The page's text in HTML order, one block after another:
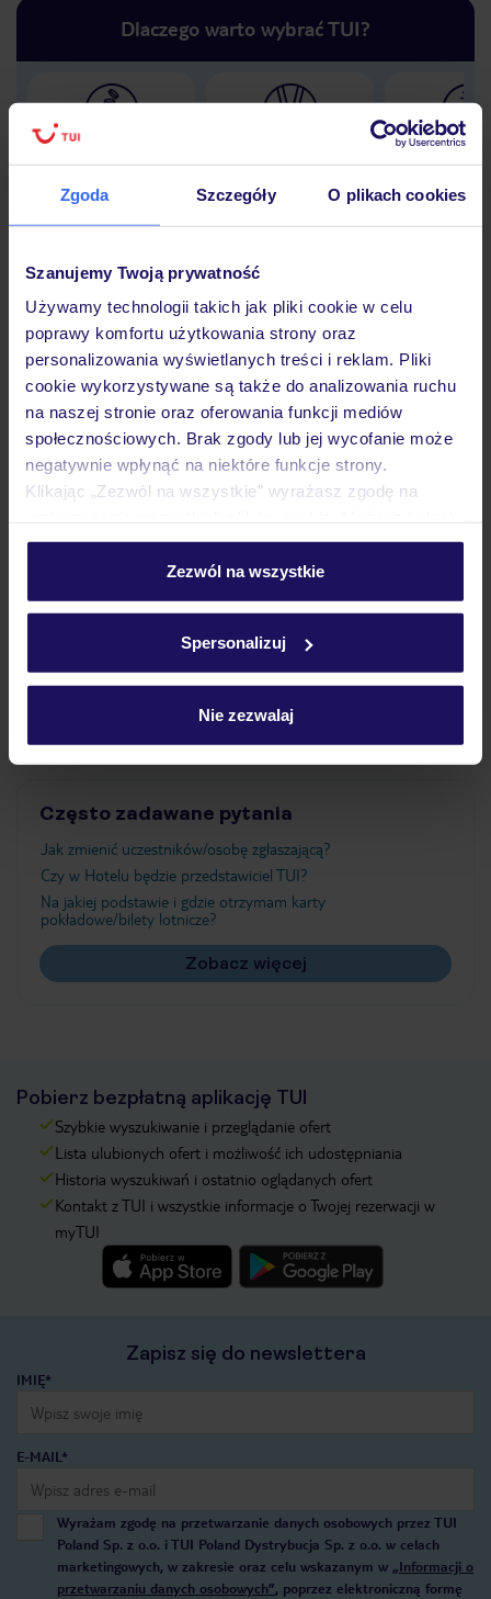
Zgoda Szczegóły O plikach cookies
Szanujemy Twoją prywatność
Używamy technologii takich jak pliki cookie w celu
poprawy komfortu użytkowania strony oraz
personalizowania wyświetlanych treści i reklam. Pliki
cookie wykorzystywane są także do analizowania ruchu
na naszej stronie oraz oferowania funkcji mediów
społecznościowych. Brak zgody lub jej wycofanie może
negatywnie wpłynąć na niektóre funkcje strony.
Klikając „Zezwól na wszystkie” wyrażasz zgodę na
personalizować swój wybór wchodząc w zakładkę
Szczegółowe informacje o plikach cookie znajdziesz
Zezwól na wszystkie
Spersonalizuj
Nie zezwalaj
Dlaczego warto wybrać TUI?
Lider niskich cen
podróży w Polsce
30 lat w
Hotel
Opinie
Pokoje
Ważne informacje
Często zadawane pytania
Jak zmienić uczestników/osobę zgłaszającą?
Czy w Hotelu będzie przedstawiciel TUI?
Na jakiej podstawie i gdzie otrzymam karty
pokładowe/bilety lotnicze?
Zobacz więcej
Pobierz bezpłatną aplikację TUI
Szybkie wyszukiwanie i przeglądanie ofert
Lista ulubionych ofert i możliwość ich udostępniania
Historia wyszukiwań i ostatnio oglądanych ofert
Kontakt z TUI i wszystkie informacje o Twojej rezerwacji w
myTUI
Zapisz się do newslettera
IMIĘ*
E-MAIL*
Wyrażam zgodę na przetwarzanie danych osobowych przez TUI
Poland Sp. z o.o. i TUI Poland Dystrybucja Sp. z o.o. w celach
marketingowych, w zakresie oraz celu wskazanym w „Informacji o
przetwarzaniu danych osobowych”, poprzez elektroniczną formę